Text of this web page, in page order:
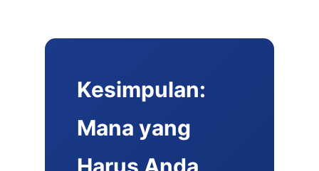
Kesimpulan:
Mana yang